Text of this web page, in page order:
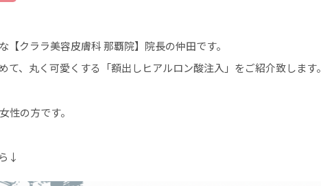
【クララ美容皮膚科 那覇院】院長の仲田です。
て、丸く可愛くする「額出しヒアルロン酸注入」をご紹介致します。
性の方です。
↓